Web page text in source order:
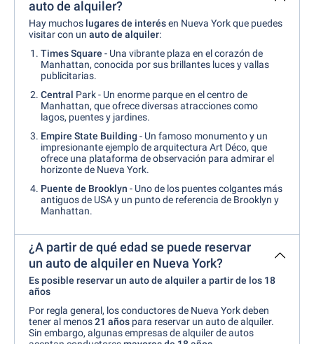
auto de alquiler?
Hay muchos lugares de interésen Nueva York que puedes
visitar con un auto de alquiler:
Times Square - Una vibrante plaza en el corazón de
Manhattan, conocida por sus brillantes luces y vallas
publicitarias.
Central Park - Un enorme parque en el centro de
Manhattan, que ofrece diversas atracciones como
lagos, puentes y jardines.
Empire State Building - Un famoso monumento y un
impresionante ejemplo de arquitectura Art Déco, que
ofrece una plataforma de observación para admirar el
horizonte de Nueva York.
Puente de Brooklyn - Uno de los puentes colgantes más
antiguos de USA y un punto de referencia de Brooklyn y
Manhattan.
¿A partir de qué edad se puede reservar
un auto de alquiler en Nueva York?
Es posible reservar un auto de alquiler a partir de los 18
años
Por regla general, los conductores de Nueva York deben
tener al menos21 años para reservar un auto de alquiler.
Sin embargo, algunas empresas de alquiler de autos